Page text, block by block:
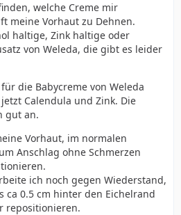
welche Creme mir
meine Vorhaut zu Dehnen.
haltige, Zink haltige oder
von Weleda, die gibt es leider
die Babycreme von Weleda
Calendula und Zink. Die
gut an.
Vorhaut, im normalen
Anschlag ohne Schmerzen
ich noch gegen Wiederstand,
ca 0.5 cm hinter den Eichelrand
repositionieren.